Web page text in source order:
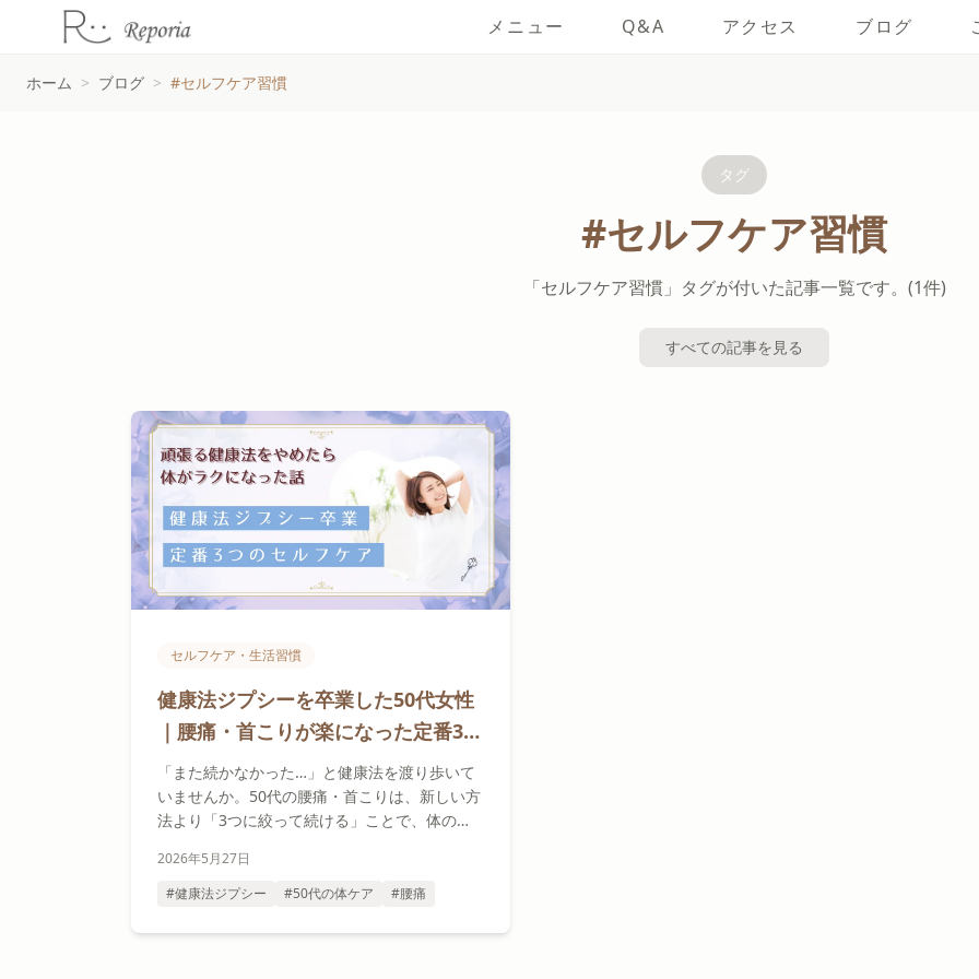
メニュー Q&A アクセス ブログ
ホーム > ブログ > #セルフケア習慣
タグ
#セルフケア習慣
「セルフケア習慣」タグが付いた記事一覧です。(1件)
すべての記事を見る
#セルフケア習慣タグの記事一覧
セルフケア・生活習慣
健康法ジプシーを卒業した50代女性
｜腰痛・首こりが楽になった定番3つ
の習慣
「また続かなかった…」と健康法を渡り歩いて
いませんか。50代の腰痛・首こりは、新しい方
法より「3つに絞って続ける」ことで、体の変
ーを卒業したAさんの3ヶ月と、セラピストが見
てきた共通パターンをお伝えします。
2026年5月27日
#健康法ジプシー
#50代の体ケア #腰痛